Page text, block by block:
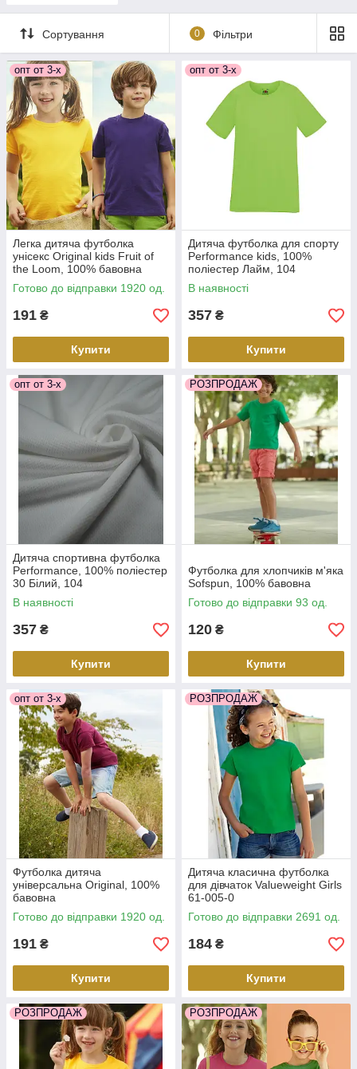
Сортування 0 Фільтри
опт от 3-х
Легка дитяча футболка
унісекс Original kids Fruit of
the Loom, 100% бавовна
Готово до відправки 1920 од.
191 ₴
Купити
опт от 3-х
Дитяча футболка для спорту
Performance kids, 100%
поліестер Лайм, 104
В наявності
357 ₴
Купити
опт от 3-х
Дитяча спортивна футболка
Performance, 100% поліестер
30 Білий, 104
В наявності
357 ₴
Купити
РОЗПРОДАЖ
Футболка для хлопчиків м'яка
Sofspun, 100% бавовна
Готово до відправки 93 од.
120 ₴
Купити
опт от 3-х
Футболка дитяча
універсальна Original, 100%
бавовна
Готово до відправки 1920 од.
191 ₴
Купити
РОЗПРОДАЖ
Дитяча класична футболка
для дівчаток Valueweight Girls
61-005-0
Готово до відправки 2691 од.
184 ₴
Купити
РОЗПРОДАЖ РОЗПРОДАЖ